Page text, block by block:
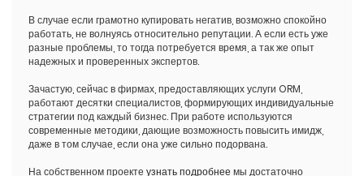
В случае если грамотно купировать негатив, возможно спокойно
работать, не волнуясь относительно репутации. А если есть уже
разные проблемы, то тогда потребуется время, а так же опыт
надежных и проверенных экспертов.
Зачастую, сейчас в фирмах, предоставляющих услуги ORM,
работают десятки специалистов, формирующих индивидуальные
стратегии под каждый бизнес. При работе используются
современные методики, дающие возможность повысить имидж,
даже в том случае, если она уже сильно подорвана.
На собственном проекте узнать подробнее мы достаточно